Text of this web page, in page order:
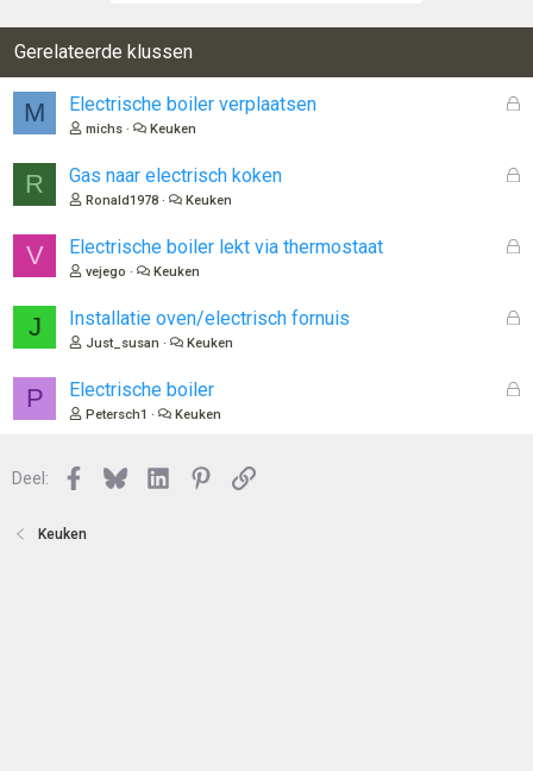
Gerelateerde klussen
M
G
n
Electrische boiler verplaatsen
michs Keuken
R
G
n
Gas naar electrisch koken
Ronald1978 Keuken
V
G
n
Electrische boiler lekt via thermostaat
vejego Keuken
J
G
Installatie oven/electrisch fornuis
Just_susan Keuken
P
G
Electrische boiler
Petersch1 Keuken
Deel: Facebook
BlueskyLinkedInPinterest
Link
Keuken